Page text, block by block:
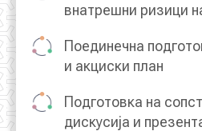
внатрешни ризици
Поединечна
и акциски план
Подготовка на
дискусија и